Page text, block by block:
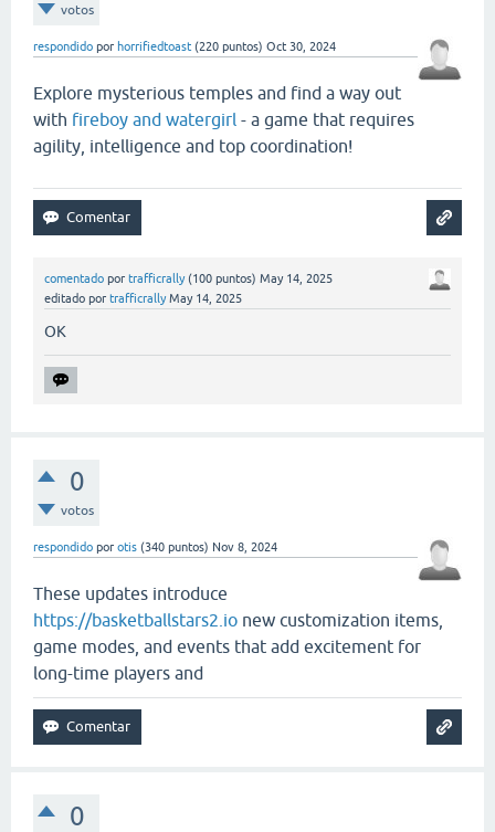
votos
respondido por horrifiedtoast (220 puntos) Oct 30, 2024
Explore mysterious temples and find a way out
with fireboy and watergirl - a game that requires
agility, intelligence and top coordination!
comentado por trafficrally (100 puntos) May 14, 2025
editado por trafficrally May 14, 2025
OK
0
votos
respondido por otis (340 puntos) Nov 8, 2024
These updates introduce
https://basketballstars2.io new customization items,
game modes, and events that add excitement for
long-time players and
0